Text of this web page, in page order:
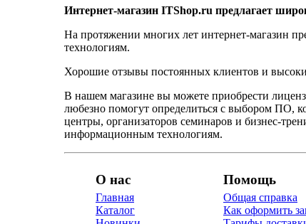
Интернет-магазин ITShop.ru предлагает
На протяжении многих лет интернет-магазин
технологиям.
Хорошие отзывы постоянных клиентов и
В нашем магазине вы можете приобрести
любезно помогут определиться с выбором ПО,
центры, организаторов семинаров и бизнес-
информационным технологиям.
О нас
Главная
Каталог
Помощь
Общая справка
Как оформить